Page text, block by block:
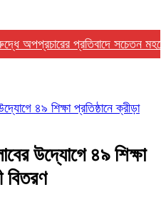
প্রতিবাদে সচেতন মহলের
৪৯ শিক্ষা প্রতিষ্ঠানে ক্রীড়া
উদ্যোগে ৪৯ শিক্ষা
বিতরণ